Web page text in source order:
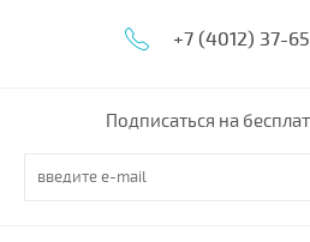
+7 (4012) 37-
Подписаться на